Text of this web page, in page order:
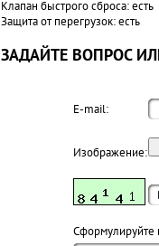
Клапан быстрого сброса: есть
Защита от перегрузок: есть
ЗАДАЙТЕ ВОПРОС
E-mail:
Изображение:
Cформулируйте